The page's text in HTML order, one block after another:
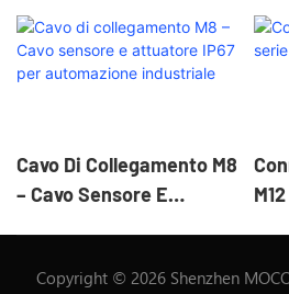
Cavo Di Collegamento M8
– Cavo Sensore E
Copyright © 2026 Shenzhen